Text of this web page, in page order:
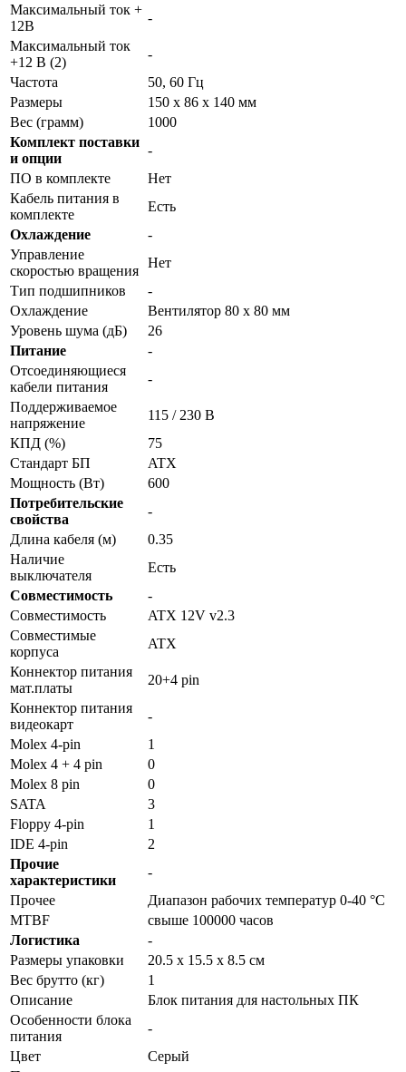
Максимальный ток +
12В
-
Максимальный ток
+12 В (2)
-
Частота
50, 60 Гц
Размеры
150 x 86 x 140 мм
Вес (грамм)
1000
Комплект поставки
и опции
-
ПО в комплекте
Нет
Кабель питания в
комплекте
Есть
Охлаждение
-
Управление
скоростью вращения
Нет
Тип подшипников
-
Охлаждение
Вентилятор 80 x 80 мм
Уровень шума (дБ)
26
Питание
-
Отсоединяющиеся
кабели питания
-
Поддерживаемое
напряжение
115 / 230 В
КПД (%)
75
Стандарт БП
ATX
Мощность (Вт)
600
Потребительские
свойства
-
Длина кабеля (м)
0.35
Наличие
выключателя
Есть
Совместимость
-
Совместимость
ATX 12V v2.3
Совместимые
корпуса
ATX
Коннектор питания
мат.платы
20+4 pin
Коннектор питания
видеокарт
-
Molex 4-pin
1
Molex 4 + 4 pin
0
Molex 8 pin
0
SATA
3
Floppy 4-pin
1
IDE 4-pin
2
Прочие
характеристики
-
Прочее
Диапазон рабочих температур 0-40 °С
MTBF
свыше 100000 часов
Логистика
-
Размеры упаковки
20.5 x 15.5 x 8.5 см
Вес брутто (кг)
1
Описание
Блок питания для настольных ПК
Особенности блока
питания
-
Цвет
Серый